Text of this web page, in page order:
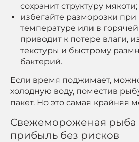
сохранит структуру мякоти;
избегайте разморозки
температуре или в
приводит к потере влаги,
текстуры и быстрому
бактерий.
Если время поджимает,
холодную воду, поместив
пакет. Но это самая крайняя
Свежемороженая рыба
прибыль без рисков